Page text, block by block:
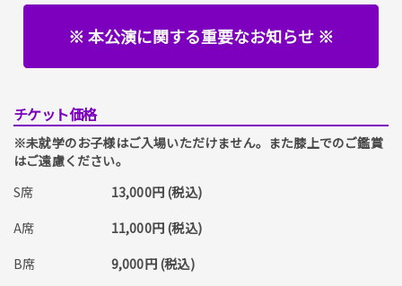
※ 本公演に関する重要なお知らせ ※
チケット価格
※未就学のお子様はご入場いただけません。また膝上でのご鑑賞
はご遠慮ください。
S席
13,000円 (税込)
A席
11,000円 (税込)
B席
9,000円 (税込)